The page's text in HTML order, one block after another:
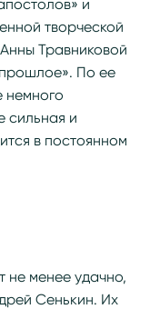
и
творческой
Травниковой
прошлое». По ее
немного
сильная и
в постоянном
не менее удачно,
Сенькин. Их